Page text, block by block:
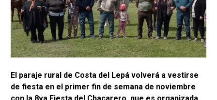
El paraje rural de Costa del Lepá volverá a vestirse
de fiesta en el primer fin de semana de noviembre